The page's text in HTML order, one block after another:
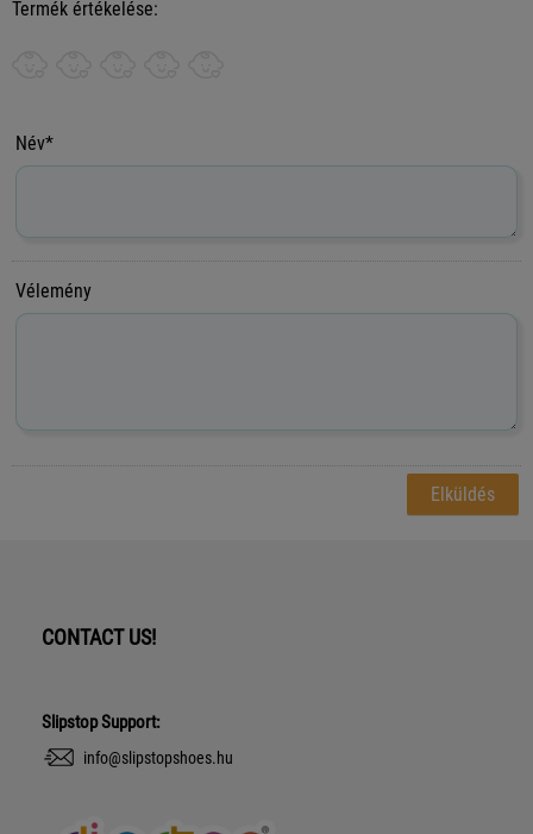
Termék értékelése:
Név*
Vélemény
CONTACT US!
Slipstop Support:
info@slipstopshoes.hu